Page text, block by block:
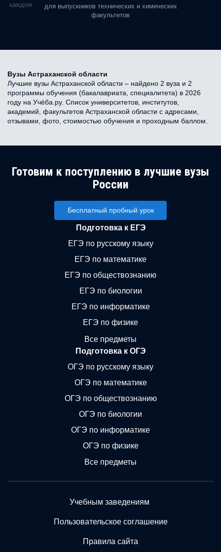
в каждом
для выпускников технических и химических
факультетов
Вузы Астраханской области
Лучшие вузы Астраханской области – найдено 2 вуза и 2
программы обучения (бакалавриата, специалитета) в 2026
году на Учёба.ру. Список университетов, институтов,
академий, факультетов Астраханской области с адресами,
отзывами, фото, стоимостью обучения и проходным баллом.
Готовим к поступлению в лучшие вузы
России
Бесплатный пробный урок
Подготовка к ЕГЭ
ЕГЭ по русскому языку
ЕГЭ по математике
ЕГЭ по обществознанию
ЕГЭ по биологии
ЕГЭ по информатике
ЕГЭ по физике
Все предметы
Подготовка к ОГЭ
ОГЭ по русскому языку
ОГЭ по математике
ОГЭ по обществознанию
ОГЭ по биологии
ОГЭ по информатике
ОГЭ по физике
Все предметы
Учебным заведениям
Пользовательское соглашение
Правила сайта